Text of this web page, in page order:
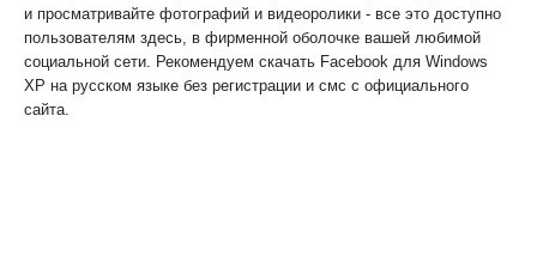
и просматривайте фотографий и видеоролики - все это доступно
пользователям здесь, в фирменной оболочке вашей любимой
социальной сети. Рекомендуем скачать Facebook для Windows
XP на русском языке без регистрации и смс с официального
сайта.